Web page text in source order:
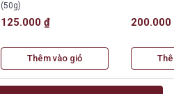
(50g)
125.000 ₫
Thêm vào giỏ
200.000